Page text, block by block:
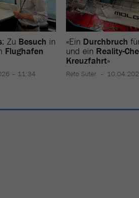
: Zu Besuch in
Flughafen
– 11:34
«Ein Durchbruch
und ein Reality-
Kreuzfahrt»
Reto Suter